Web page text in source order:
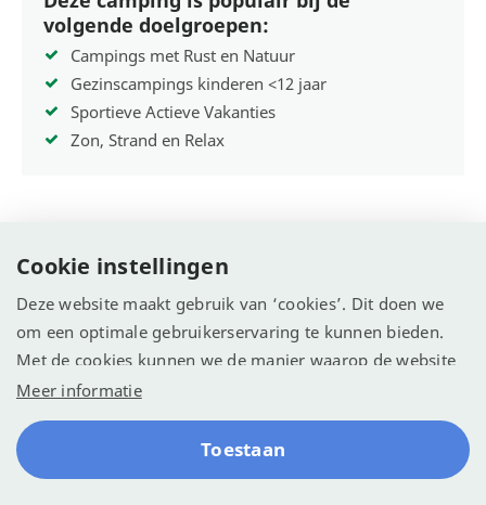
volgende doelgroepen:
Campings met Rust en Natuur
Gezinscampings kinderen <12 jaar
Sportieve Actieve Vakanties
Zon, Strand en Relax
Plattegrond
© Recreatie Media 2026
Cookie-instellingen
Algemene voorwaarden Contact
Reserveren
Cookie instellingen
Deze website maakt gebruik van ‘cookies’. Dit doen we
om een optimale gebruikerservaring te kunnen bieden.
Met de cookies kunnen we de manier waarop de website
wordt gebruikt vastleggen en analyseren. We willen
hiermee de website optimaliseren voor een betere
ervaring.
Meer informatie
Toestaan